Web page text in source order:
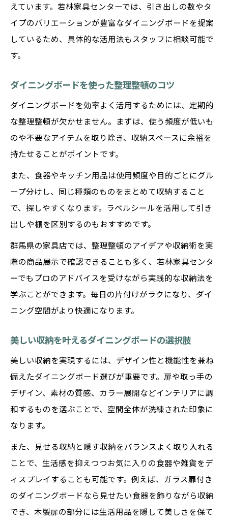
えています。若林家具センターでは、引き出しの数やタ
イプのバリエーションが豊富なダイニングボードを提案
しているため、具体的な活用法もスタッフに相談可能で
す。
ダイニングボードを使った整理整頓のコツ
ダイニングボードを効率よく活用するためには、定期的
な整理整頓が欠かせません。まずは、使う頻度が低いも
のや不要なアイテムを取り除き、収納スペースに余裕を
持たせることがポイントです。
また、食器やキッチン用品は使用頻度や目的ごとにグル
ープ分けし、同じ種類のものをまとめて収納すること
で、探しやすくなります。ラベルシールを活用して引き
出しや棚を区別するのもおすすめです。
群馬県の家具店では、整理整頓のアイデアや収納術を実
際の商品展示で確認できることも多く、若林家具センタ
ーでもプロのアドバイスを受けながら実践的な収納法を
学ぶことができます。毎日の片付けがラクになり、ダイ
ニング空間がより快適になります。
美しい収納を叶えるダイニングボードの選択肢
美しい収納を実現するには、デザイン性と機能性を兼ね
備えたダイニングボード選びが重要です。扉や取っ手の
デザイン、素材の質感、カラー展開などインテリアに調
和するものを選ぶことで、空間全体が洗練された印象に
なります。
また、見せる収納と隠す収納をバランスよく取り入れる
ことで、生活感を抑えつつお気に入りの食器や雑貨をデ
ィスプレイすることも可能です。例えば、ガラス扉付き
のダイニングボードなら見せたい食器を飾りながら収納
でき、木製扉の部分には生活用品を隠して美しさを保て